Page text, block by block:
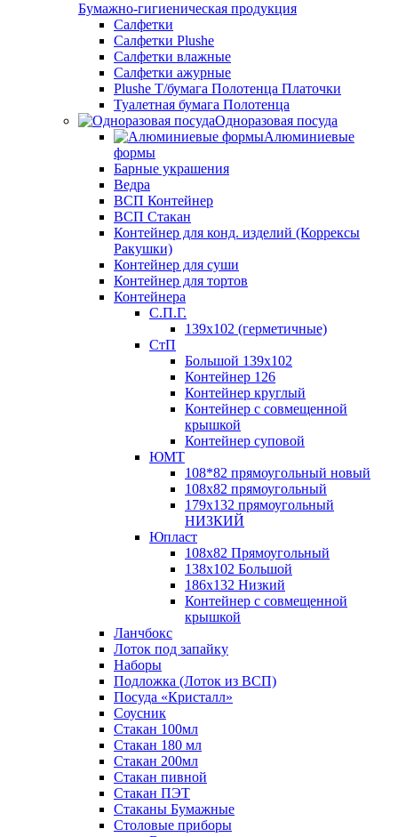
Бумажно-гигиеническая продукция
Салфетки
Салфетки Plushe
Салфетки влажные
Салфетки ажурные
Plushe Т/бумага Полотенца Платочки
Туалетная бумага Полотенца
Одноразовая посуда
Алюминиевые
формы
Барные украшения
Ведра
ВСП Контейнер
ВСП Стакан
Контейнер для конд. изделий (Коррексы
Ракушки)
Контейнер для суши
Контейнер для тортов
Контейнера
С.П.Г.
139х102 (герметичные)
СтП
Большой 139х102
Контейнер 126
Контейнер круглый
Контейнер с совмещенной
крышкой
Контейнер суповой
ЮМТ
108*82 прямоугольный новый
108х82 прямоугольный
179х132 прямоугольный
НИЗКИЙ
Юпласт
108х82 Прямоугольный
138х102 Большой
186х132 Низкий
Контейнер с совмещенной
крышкой
Ланчбокс
Лоток под запайку
Наборы
Подложка (Лоток из ВСП)
Посуда «Кристалл»
Соусник
Стакан 100мл
Стакан 180 мл
Стакан 200мл
Стакан пивной
Стакан ПЭТ
Стаканы Бумажные
Столовые приборы